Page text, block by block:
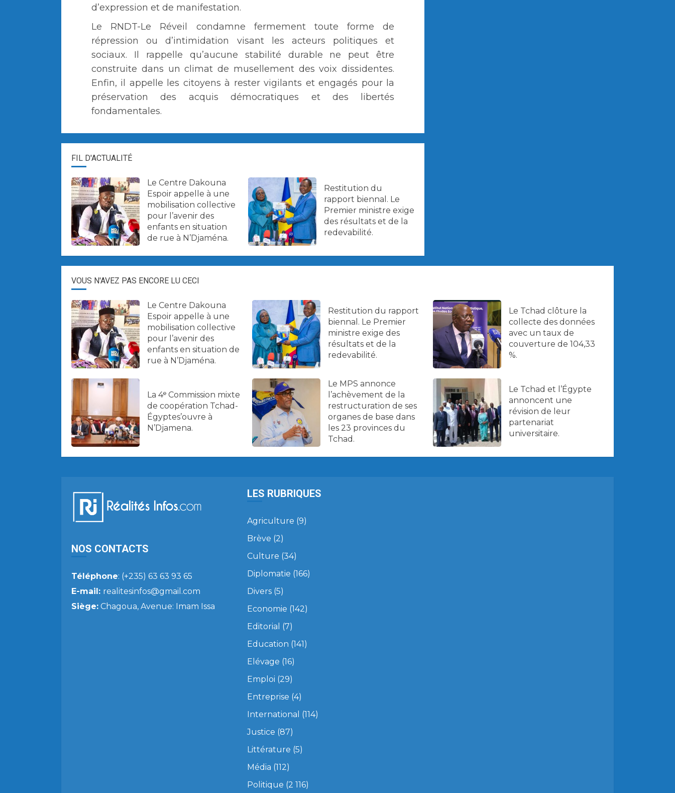
d’expression et de manifestation.
Le RNDT-Le Réveil condamne fermement toute forme de
répression ou d’intimidation visant les acteurs politiques et
sociaux. Il rappelle qu’aucune stabilité durable ne peut être
construite dans un climat de musellement des voix dissidentes.
Enfin, il appelle les citoyens à rester vigilants et engagés pour la
préservation des acquis démocratiques et des libertés
fondamentales.
FIL D'ACTUALITÉ
Le Centre Dakouna
Espoir appelle à une
mobilisation collective
pour l’avenir des
enfants en situation
de rue à N’Djaména.
Restitution du
rapport biennal. Le
Premier ministre exige
des résultats et de la
redevabilité.
VOUS N'AVEZ PAS ENCORE LU CECI
Le Centre Dakouna
Espoir appelle à une
mobilisation collective
pour l’avenir des
enfants en situation de
rue à N’Djaména.
Restitution du rapport
biennal. Le Premier
ministre exige des
résultats et de la
redevabilité.
Le Tchad clôture la
collecte des données
avec un taux de
couverture de 104,33
%.
La 4ᵉ Commission mixte
de coopération Tchad-
Égyptes’ouvre à
N’Djamena.
Le MPS annonce
l’achèvement de la
restructuration de ses
organes de base dans
les 23 provinces du
Tchad.
Le Tchad et l’Égypte
annoncent une
révision de leur
partenariat
universitaire.
NOS CONTACTS
Téléphone: (+235) 63 63 93 65
E-mail: realitesinfos@gmail.com
Siège: Chagoua, Avenue: Imam Issa
LES RUBRIQUES
Agriculture (9)
Brève (2)
Culture (34)
Diplomatie (166)
Divers(5)
Economie (142)
Editorial (7)
Education (141)
Elévage (16)
Emploi (29)
Entreprise (4)
International (114)
Justice (87)
Littérature (5)
Média (112)
Politique (2 116)